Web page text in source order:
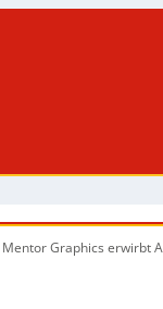
Mentor Graphics erwirbt